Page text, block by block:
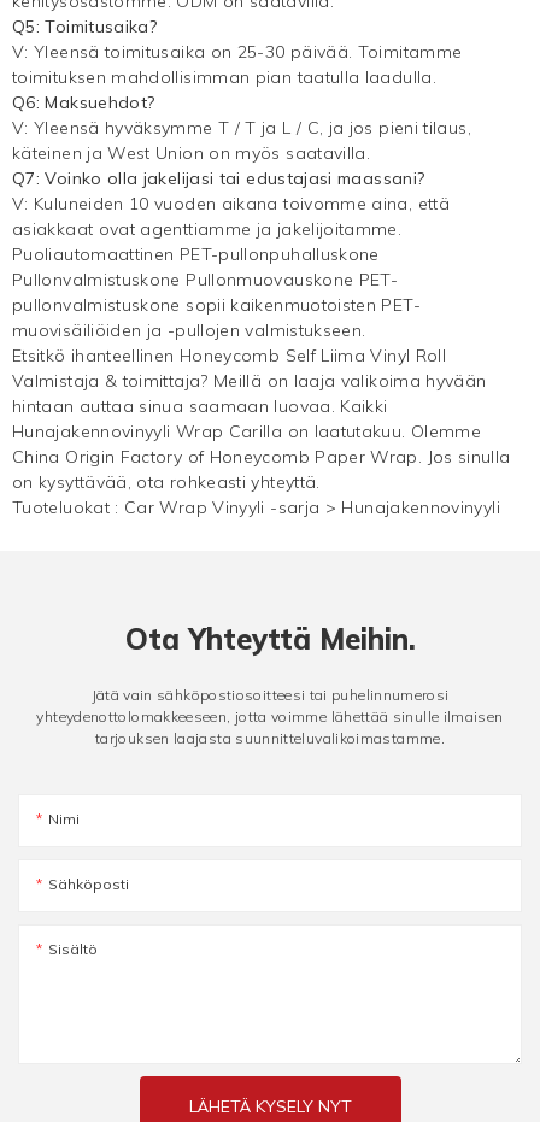
Q5: Toimitusaika?
V: Yleensä toimitusaika on 25-30 päivää. Toimitamme
toimituksen mahdollisimman pian taatulla laadulla.
Q6: Maksuehdot?
V: Yleensä hyväksymme T / T ja L / C, ja jos pieni tilaus,
käteinen ja West Union on myös saatavilla.
Q7: Voinko olla jakelijasi tai edustajasi maassani?
V: Kuluneiden 10 vuoden aikana toivomme aina, että
asiakkaat ovat agenttiamme ja jakelijoitamme.
Puoliautomaattinen PET-pullonpuhalluskone
Pullonvalmistuskone Pullonmuovauskone PET-
pullonvalmistuskone sopii kaikenmuotoisten PET-
muovisäiliöiden ja -pullojen valmistukseen.
Etsitkö ihanteellinen Honeycomb Self Liima Vinyl Roll
Valmistaja & toimittaja? Meillä on laaja valikoima hyvään
hintaan auttaa sinua saamaan luovaa. Kaikki
Hunajakennovinyyli Wrap Carilla on laatutakuu. Olemme
China Origin Factory of Honeycomb Paper Wrap. Jos sinulla
on kysyttävää, ota rohkeasti yhteyttä.
Tuoteluokat : Car Wrap Vinyyli -sarja > Hunajakennovinyyli
Ota Yhteyttä Meihin.
Jätä vain sähköpostiosoitteesi tai puhelinnumerosi
yhteydenottolomakkeeseen, jotta voimme lähettää sinulle ilmaisen
tarjouksen laajasta suunnitteluvalikoimastamme.
Nimi
Sähköposti
Sisältö
LÄHETÄ KYSELY NYT